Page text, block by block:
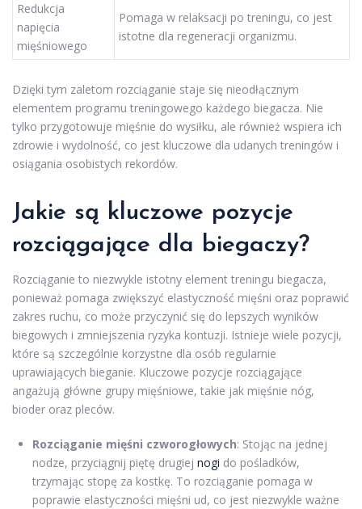
Redukcja
napięcia
mięśniowego
Pomaga w relaksacji po treningu, co jest
istotne dla regeneracji organizmu.
Dzięki tym zaletom rozciąganie staje się nieodłącznym
elementem programu treningowego każdego biegacza. Nie
tylko przygotowuje mięśnie do wysiłku, ale również wspiera ich
zdrowie i wydolność, co jest kluczowe dla udanych treningów i
osiągania osobistych rekordów.
Jakie są kluczowe pozycje
rozciągające dla biegaczy?
Rozciąganie to niezwykle istotny element treningu biegacza,
ponieważ pomaga zwiększyć elastyczność mięśni oraz poprawić
zakres ruchu, co może przyczynić się do lepszych wyników
biegowych i zmniejszenia ryzyka kontuzji. Istnieje wiele pozycji,
które są szczególnie korzystne dla osób regularnie
uprawiających bieganie. Kluczowe pozycje rozciągające
angażują główne grupy mięśniowe, takie jak mięśnie nóg,
bioder oraz pleców.
Rozciąganie mięśni czworogłowych: Stojąc na jednej
nodze, przyciągnij piętę drugiej nogi do pośladków,
trzymając stopę za kostkę. To rozciąganie pomaga w
poprawie elastyczności mięśni ud, co jest niezwykle ważne